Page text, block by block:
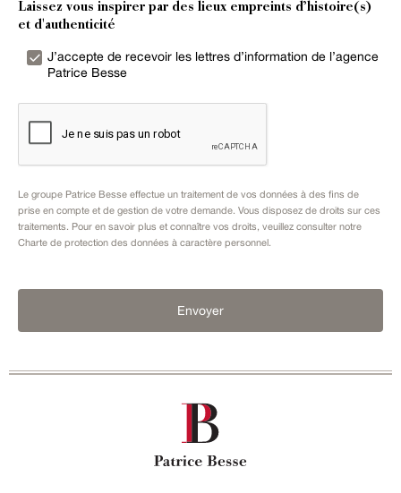
Laissez vous inspirer par des lieux empreints d’histoire(s)
et d'authenticité
J’accepte de recevoir les lettres d’information de l’agence
Patrice Besse
Le groupe Patrice Besse effectue un traitement de vos données à des fins de
prise en compte et de gestion de votre demande. Vous disposez de droits sur ces
traitements. Pour en savoir plus et connaître vos droits, veuillez consulter notre
Charte de protection des données à caractère personnel.
Envoyer